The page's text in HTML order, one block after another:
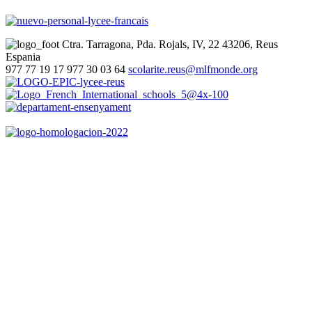
Ctra. Tarragona, Pda. Rojals, IV, 22 43206, Reus
Espania
977 77 19 17 977 30 03 64 scolarite.reus@mlfmonde.org